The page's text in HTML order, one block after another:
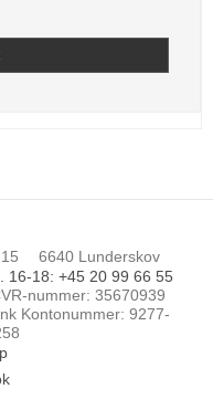
6640 Lunderskov
16-18: +45 20 99 66 55
nummer: 35670939
Kontonummer: 9277-